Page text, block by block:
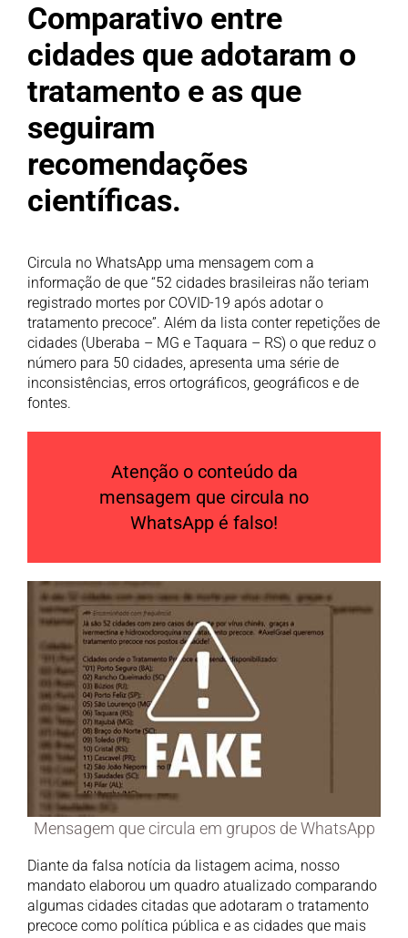
Comparativo entre
cidades que adotaram o
tratamento e as que
seguiram
recomendações
científicas.
Circula no WhatsApp uma mensagem com a
informação de que “52 cidades brasileiras não teriam
registrado mortes por COVID-19 após adotar o
tratamento precoce”. Além da lista conter repetições de
cidades (Uberaba – MG e Taquara – RS) o que reduz o
número para 50 cidades, apresenta uma série de
inconsistências, erros ortográficos, geográficos e de
fontes.
Atenção o conteúdo da
mensagem que circula no
WhatsApp é falso!
Mensagem que circula em grupos de WhatsApp
Diante da falsa notícia da listagem acima, nosso
mandato elaborou um quadro atualizado comparando
algumas cidades citadas que adotaram o tratamento
precoce como política pública e as cidades que mais